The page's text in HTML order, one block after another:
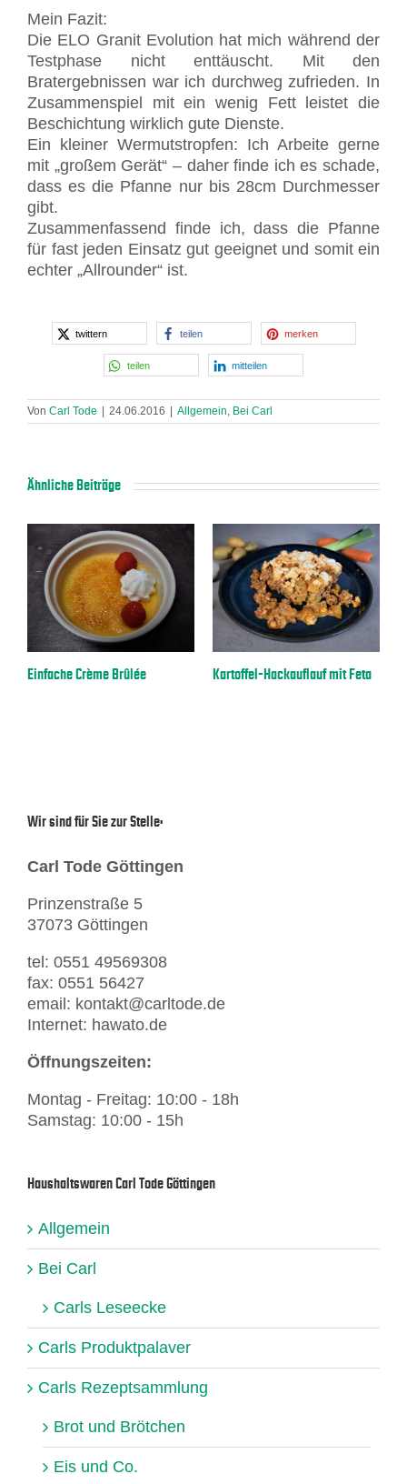
Mein Fazit:
Die ELO Granit Evolution hat mich während der
Testphase nicht enttäuscht. Mit den
Bratergebnissen war ich durchweg zufrieden. In
Zusammenspiel mit ein wenig Fett leistet die
Beschichtung wirklich gute Dienste.
Ein kleiner Wermutstropfen: Ich Arbeite gerne
mit „großem Gerät“ – daher finde ich es schade,
dass es die Pfanne nur bis 28cm Durchmesser
gibt.
Zusammenfassend finde ich, dass die Pfanne
für fast jeden Einsatz gut geeignet und somit ein
echter „Allrounder“ ist.
twittern teilen merken
teilen mitteilen
Von Carl Tode | 24.06.2016 | Allgemein Bei Carl
Ähnliche Beiträge
Einfache Crème Brûlée Kartoffel-Hackauflauf mit Feta
Wir sind für Sie zur Stelle:
Carl Tode Göttingen
Prinzenstraße 5
37073 Göttingen
tel: 0551 49569308
fax: 0551 56427
email: kontakt@carltode.de
Internet: hawato.de
Öffnungszeiten:
Montag - Freitag: 10:00 - 18h
Samstag: 10:00 - 15h
Haushaltswaren Carl Tode Göttingen
Allgemein
Bei Carl
Carls Leseecke
Carls Produktpalaver
Carls Rezeptsammlung
Brot und Brötchen
Eis und Co.